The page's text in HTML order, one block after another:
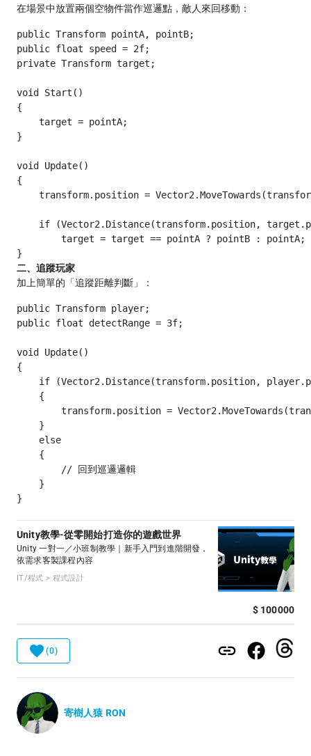
在場景中放置兩個空物件當作巡邏點，敵人來回移動：
public Transform pointA, pointB;
public float speed = 2f;
private Transform target;
void Start()
{
    target = pointA;
}
void Update()
{
transform.position =
if (Vector2.Distance(transform.position,
        target = target == pointA ? pointB : pointA;
二、追蹤玩家
加上簡單的「追蹤距離判斷」：
public Transform player;
public float detectRange = 3f;
void Update()
{
if (Vector2.Distance(transform.position,
    {
transform.position =
    }
    else
    {
        // 回到巡邏邏輯
    }
Unity教學-從零開始打造你的遊戲世界
Unity 一對一／小班制教學｜新手入門到進階開發，
依需求客製課程內容
IT/程式 > 程式設計
$ 100000
(0)
寄樹人猿 RON